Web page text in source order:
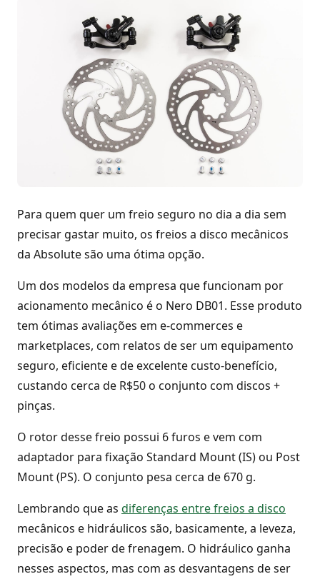
Para quem quer um freio seguro no dia a dia sem
precisar gastar muito, os freios a disco mecânicos
da Absolute são uma ótima opção.
Um dos modelos da empresa que funcionam por
acionamento mecânico é o Nero DB01. Esse produto
tem ótimas avaliações em e-commerces e
marketplaces, com relatos de ser um equipamento
seguro, eficiente e de excelente custo-benefício,
custando cerca de R$50 o conjunto com discos +
pinças.
O rotor desse freio possui 6 furos e vem com
adaptador para fixação Standard Mount (IS) ou Post
Mount (PS). O conjunto pesa cerca de 670 g.
Lembrando que as diferenças entre freios a disco
mecânicos e hidráulicos são, basicamente, a leveza,
precisão e poder de frenagem. O hidráulico ganha
nesses aspectos, mas com as desvantagens de ser